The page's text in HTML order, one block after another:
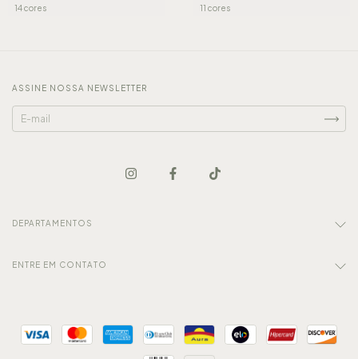
14 cores 11 cores
ASSINE NOSSA NEWSLETTER
DEPARTAMENTOS
ENTRE EM CONTATO